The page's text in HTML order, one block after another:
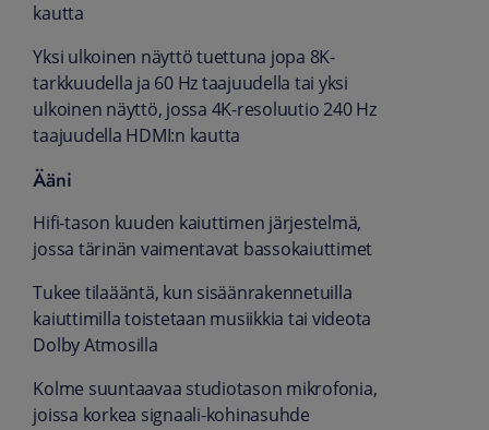
kautta
Yksi ulkoinen näyttö tuettuna jopa 8K-
tarkkuudella ja 60 Hz taajuudella tai yksi
ulkoinen näyttö, jossa 4K-resoluutio 240 Hz
taajuudella HDMI:n kautta
Ääni
Hifi-tason kuuden kaiuttimen järjestelmä,
jossa tärinän vaimentavat basso­kaiuttimet
Tukee tila­ääntä, kun sisään­rakennetuilla
kaiuttimilla toiste­taan musiikkia tai videota
Dolby Atmosilla
Kolme suuntaavaa studio­tason mikrofonia,
joissa korkea signaali-kohinasuhde